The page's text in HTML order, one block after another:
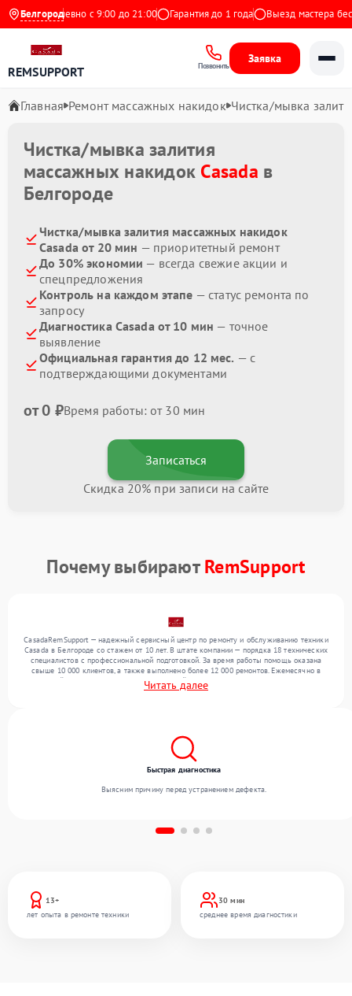
Белгород
Ежедневно с 9:00 до 21:00 Гарантия до 1 года Выезд мастера
REMSUPPORT Позвонить
Заявка
Главная Ремонт массажных накидок Чистка/мывка
Чистка/мывка залития
массажных накидок Casada в
Белгороде
Чистка/мывка залития массажных накидок
Casada от 20 мин — приоритетный ремонт
До 30% экономии — всегда свежие акции и
спецпредложения
Контроль на каждом этапе — статус ремонта по
запросу
Диагностика Casada от 10 мин — точное
выявление
Официальная гарантия до 12 мес. — с
подтверждающими документами
от 0 ₽Время работы: от 30 мин
Записаться
Скидка 20% при записи на сайте
Почему выбираютRemSupport
CasadaRemSupport — надежный сервисный центр по ремонту и обслуживанию техники
Casada в Белгороде со стажем от 10 лет. В штате компании — порядка 18 технических
специалистов с профессиональной подготовкой. За время работы помощь оказана
свыше 10 000 клиентов, а также выполнено более 12 000 ремонтов. Ежемесячно в
сервисный центр поступает более 300 устройств, включая , , . Мы устраняем поломки
любой сложности и обеспечиваем надежный результат благодаря опыту команды.
Читать далее
13+
лет опыта в ремонте техники
30 мин
среднее время диагностики
Быстрая диагностика
Выясним причину перед устранением дефекта.